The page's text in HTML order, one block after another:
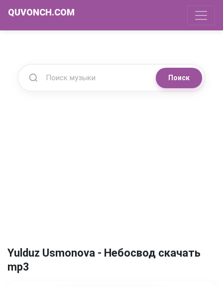
QUVONCH.COM
Поиск
Yulduz Usmonova - Небосвод скачать
mp3